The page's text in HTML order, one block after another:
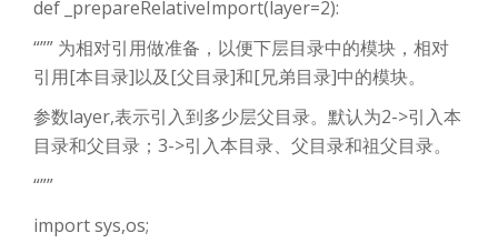
def _prepareRelativeImport(layer=2):
“”” 为相对引用做准备，以便下层目录中的模块，相对
引用[本目录]以及[父目录]和[兄弟目录]中的模块。
参数layer,表示引入到多少层父目录。默认为2->引入本
目录和父目录；3->引入本目录、父目录和祖父目录。
“””
import sys,os;